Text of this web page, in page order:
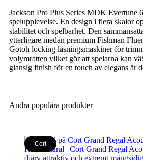
Jackson Pro Plus Series MDK Evertune
spelupplevelse. En design i flera skalor
stabilitet och spelbarhet. Den
ytterligare medan premium Fishman
Gotoh locking låsningsmaskiner för
volymratten vilket gör att spelarna kan
glansig finish för en touch av elegans är
Andra populära produkter
Cort